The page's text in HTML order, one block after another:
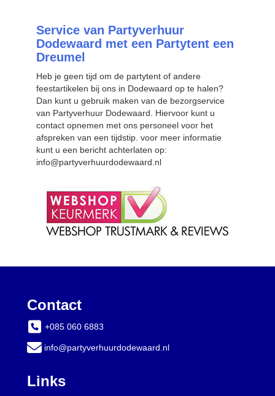
Service van Partyverhuur
Dodewaard met een Partytent een
Dreumel
Heb je geen tijd om de partytent of andere
feestartikelen bij ons in Dodewaard op te halen?
Dan kunt u gebruik maken van de bezorgservice
van Partyverhuur Dodewaard. Hiervoor kunt u
contact opnemen met ons personeel voor het
afspreken van een tijdstip. voor meer informatie
kunt u een bericht achterlaten op:
info@partyverhuurdodewaard.nl
Contact
+085 060 6883
info@partyverhuurdodewaard.nl
Links